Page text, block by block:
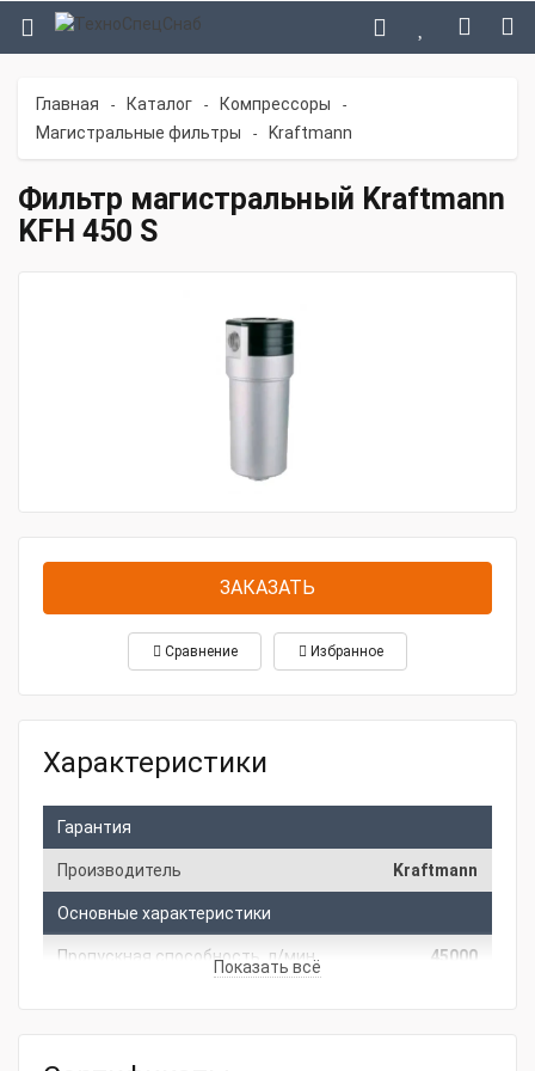
Главная - Каталог - Компрессоры -
Магистральные фильтры - Kraftmann
Фильтр магистральный Kraftmann
KFH 450 S
ЗАКАЗАТЬ
Сравнение Избранное
Характеристики
Гарантия
Производитель Kraftmann
Основные характеристики
Пропускная способность, л/мин 45000
Показать всё